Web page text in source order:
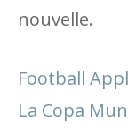
nouvelle.
Football
La Copa